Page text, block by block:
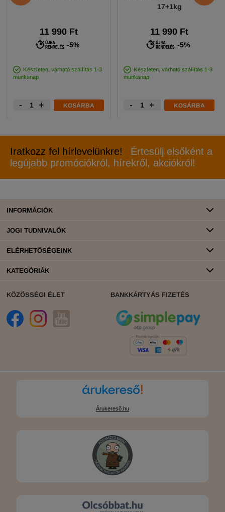
11 990 Ft
-5%
Készleten, várható szállítás 1-3
munkanap
- + KOSÁRBA
17+1kg
11 990 Ft
-5%
Készleten, várható szállítás 1-3
munkanap
- + KOSÁRBA
Iratkozz fel hírlevelünkre!
Értesülj elsőként a
legújabb promóciókról, hírekről, akciókról!
INFORMÁCIÓK
JOGI TUDNIVALÓK
ELÉRHETŐSÉGEINK
KATEGÓRIÁK
KÖZÖSSÉGI ÉLET BANKKÁRTYÁS FIZETÉS
Árukereső.hu